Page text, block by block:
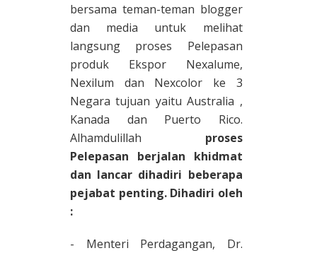
bersama teman-teman blogger
dan media untuk melihat
langsung proses Pelepasan
produk Ekspor Nexalume,
Nexilum dan Nexcolor ke 3
Negara tujuan yaitu Australia ,
Kanada dan Puerto Rico.
Alhamdulillah proses
Pelepasan berjalan khidmat
dan lancar dihadiri beberapa
pejabat penting. Dihadiri oleh
:
- Menteri Perdagangan, Dr.